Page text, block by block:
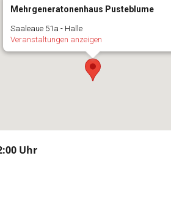
Mehrgeneratonenhaus Pusteblume
Saaleaue 51a - Halle
Veranstaltungen anzeigen
Uhr